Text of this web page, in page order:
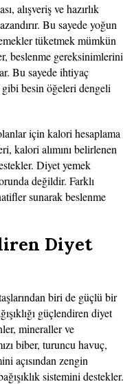
alışveriş ve hazırlık
Bu sayede yoğun
tüketmek mümkün
beslenme gereksinimlerini
Bu sayede ihtiyaç
besin öğeleri dengeli
için kalori hesaplama
kalori alımını belirlenen
Diyet yemek
değildir. Farklı
sunarak beslenme
Diyet
biri de güçlü bir
güçlendiren diyet
mineraller ve
biber, turuncu havuç,
açısından zengin
sistemini destekler.